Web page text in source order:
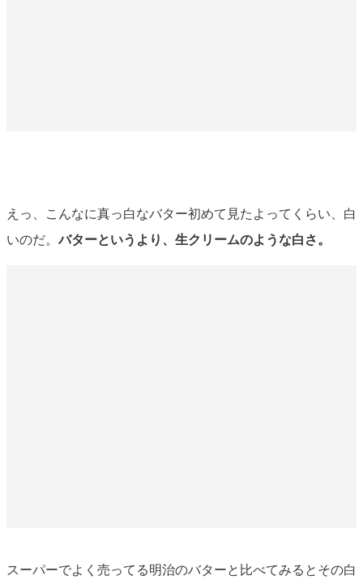
えっ、こんなに真っ白なバター初めて見たよってくらい、白
いのだ。バターというより、生クリームのような白さ。
スーパーでよく売ってる明治のバターと比べてみるとその白